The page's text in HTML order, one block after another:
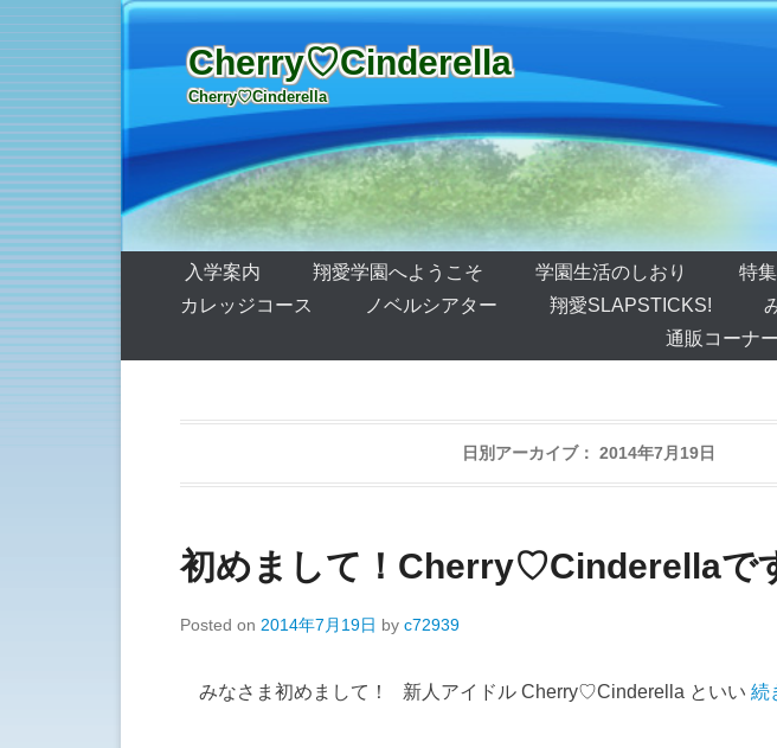
Cherry♡Cinderella
Cherry♡Cinderella
第1メニュー
コンテンツへ移動
入学案内 翔愛学園へようこそ 学園生活のしおり 特
カレッジコース
ノベルシアター 翔愛SLAPSTICKS!
通販コーナー
日別アーカイブ： 2014年7月19日
初めまして！Cherry♡Cinderellaで
Posted on 2014年7月19日 by c72939
みなさま初めまして！ 新人アイドル Cherry♡Cinderella といい 続